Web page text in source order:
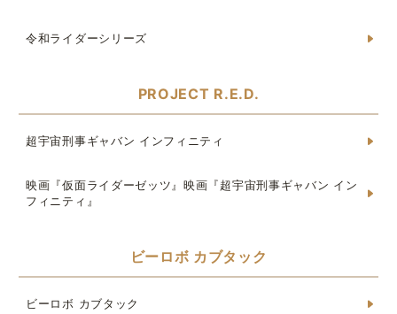
令和ライダーシリーズ
PROJECT R.E.D.
超宇宙刑事ギャバン インフィニティ
映画『仮面ライダーゼッツ』映画『超宇宙刑事ギャバン イン
フィニティ』
ビーロボ カブタック
ビーロボ カブタック